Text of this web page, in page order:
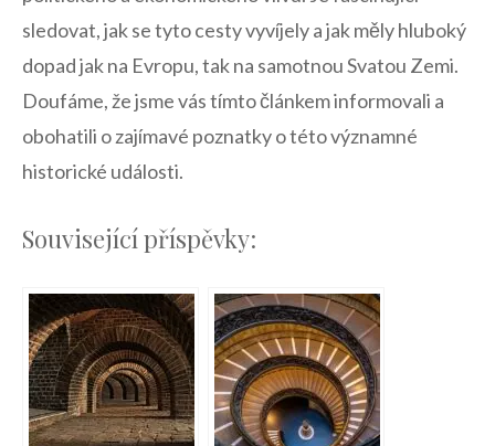
sledovat, jak se tyto cesty vyvíjely⁢ a ‍jak měly hluboký
dopad jak na ​Evropu, tak na⁤ samotnou ​Svatou Zemi.
Doufáme, že jsme vás tímto článkem informovali a
obohatili o⁢ zajímavé poznatky o této významné
historické události.
Související příspěvky: